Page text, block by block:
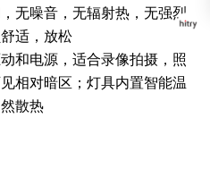
无噪音，无辐射热，无强烈
适，放松
和电源，适合录像拍摄，照
相对暗区；灯具内置智能温
散热